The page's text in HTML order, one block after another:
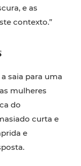
e as
contexto.”
saia para uma
mulheres
do
curta e
e